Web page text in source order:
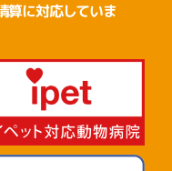
算に対応していま